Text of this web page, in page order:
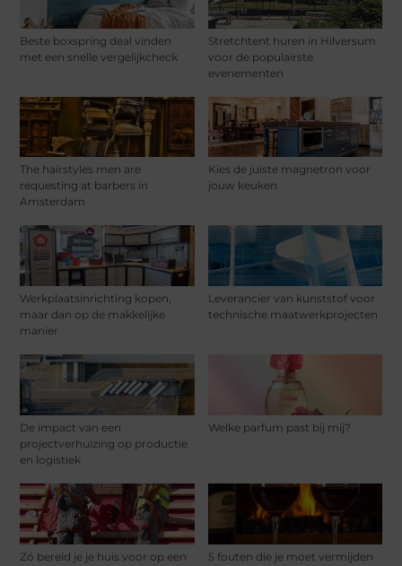
Beste boxspring deal vinden
met een snelle vergelijkcheck
Stretchtent huren in Hilversum
voor de populairste
evenementen
The hairstyles men are
requesting at barbers in
Amsterdam
Kies de juiste magnetron voor
jouw keuken
Werkplaatsinrichting kopen,
maar dan op de makkelijke
manier
Leverancier van kunststof voor
technische maatwerkprojecten
De impact van een
projectverhuizing op productie
en logistiek
Welke parfum past bij mij?
Zó bereid je je huis voor op een
5 fouten die je moet vermijden